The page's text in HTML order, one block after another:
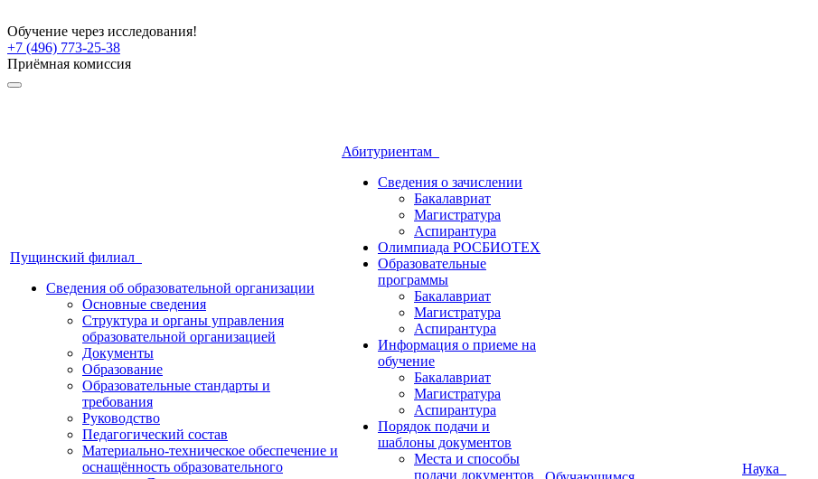
Обучение через исследования!
+7 (496) 773-25-38
Приёмная комиссия
Пущинский филиал
Сведения об образовательной организации
Основные сведения
Структура и органы управления
образовательной организацией
Документы
Образование
Образовательные стандарты и
требования
Руководство
Педагогический состав
Материально-техническое обеспечение и
оснащённость образовательного
Абитуриентам
Сведения о зачислении
Бакалавриат
Магистратура
Аспирантура
Олимпиада РОСБИОТЕХ
Образовательные
программы
Бакалавриат
Магистратура
Аспирантура
Информация о приеме на
обучение
Бакалавриат
Магистратура
Аспирантура
Порядок подачи и
шаблоны документов
Места и способы
подачи документов
Наука